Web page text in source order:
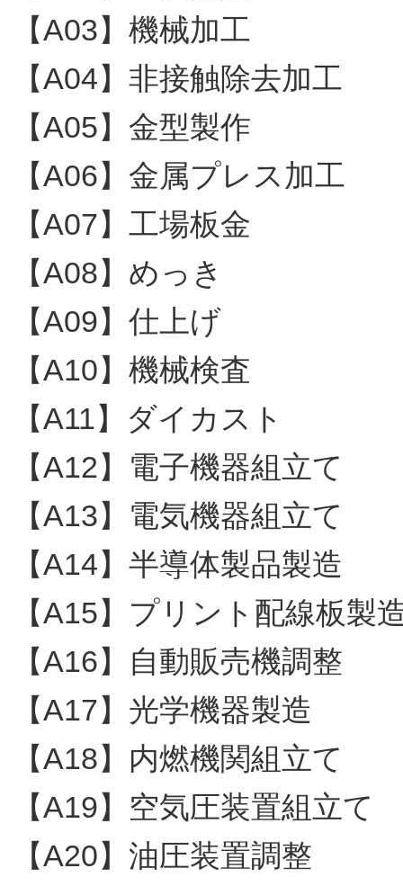
【A03】機械加工
【A04】非接触除去加工
【A05】金型製作
【A06】金属プレス加工
【A07】工場板金
【A08】めっき
【A09】仕上げ
【A10】機械検査
【A11】ダイカスト
【A12】電子機器組立て
【A13】電気機器組立て
【A14】半導体製品製造
【A15】プリント配線板製
【A16】自動販売機調整
【A17】光学機器製造
【A18】内燃機関組立て
【A19】空気圧装置組立て
【A20】油圧装置調整